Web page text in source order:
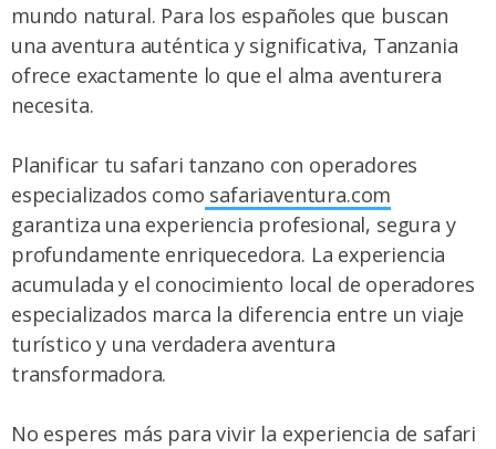
mundo natural. Para los españoles que buscan
una aventura auténtica y significativa, Tanzania
ofrece exactamente lo que el alma aventurera
necesita.
Planificar tu safari tanzano con operadores
especializados como safariaventura.com
garantiza una experiencia profesional, segura y
profundamente enriquecedora. La experiencia
acumulada y el conocimiento local de operadores
especializados marca la diferencia entre un viaje
turístico y una verdadera aventura
transformadora.
No esperes más para vivir la experiencia de safari